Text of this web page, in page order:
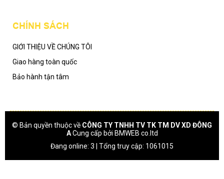
CHÍNH SÁCH
GIỚI THIỆU VỀ CHÚNG TÔI
Giao hàng toàn quốc
Bảo hành tận tâm
© Bản quyền thuộc về CÔNG TY TNHH TV TK TM DV XD ĐÔNG
ACung cấp bởi BMWEB co.ltd
Đang online: 3 | Tổng truy cập: 1061015